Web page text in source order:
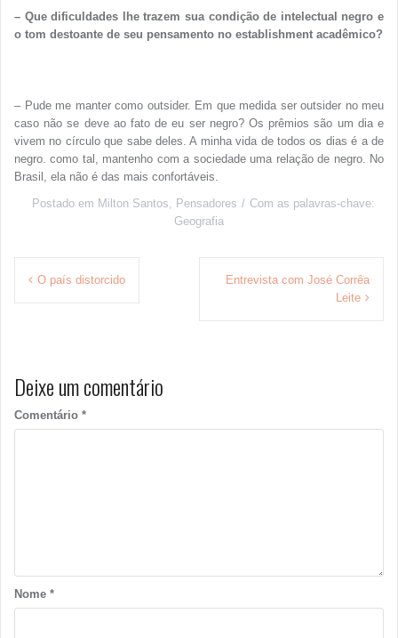
– Que dificuldades lhe trazem sua condição de intelectual negro e
o tom destoante de seu pensamento no establishment acadêmico?
– Pude me manter como outsider. Em que medida ser outsider no meu
caso não se deve ao fato de eu ser negro? Os prêmios são um dia e
vivem no círculo que sabe deles. A minha vida de todos os dias é a de
negro. como tal, mantenho com a sociedade uma relação de negro. No
Brasil, ela não é das mais confortáveis.
Postado em Milton Santos, Pensadores
Com as palavras-chave:
Geografia
Navegação
O país distorcido
Entrevista com José Corrêa
Leite
Deixe um comentário
Comentário *
Nome *